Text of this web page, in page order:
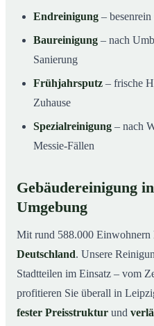
Endreinigung –
Baureinigung – nach
Sanierung
Frühjahrsputz – frische
Zuhause
Spezialreinigung – nach
Messie-Fällen
Gebäudereinigung
Umgebung
Mit rund 588.000
Deutschland. Unsere
Stadtteilen im Einsatz – vom
profitieren Sie überall in
fester Preisstruktur und